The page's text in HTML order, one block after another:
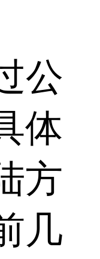
公
体
方
几